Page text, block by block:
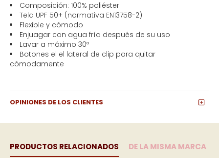
Composición: 100% poliéster
Tela UPF 50+ (normativa EN13758-2)
Flexible y cómodo
Enjuagar con agua fría después de su uso
Lavar a máximo 30º
Botones el el lateral de clip para quitar
cómodamente
OPINIONES DE LOS CLIENTES
PRODUCTOS RELACIONADOS DE LA MISMA MARCA